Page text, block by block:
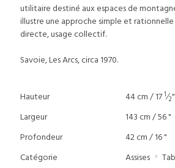
utilitaire destiné aux espaces de
illustre une approche simple et
directe, usage collectif.
Savoie, Les Arcs, circa 1970.
Hauteur 44 cm / 171⁄2"
Largeur
143 cm / 56 "
Profondeur
42 cm / 16 "
Catégorie
Assises